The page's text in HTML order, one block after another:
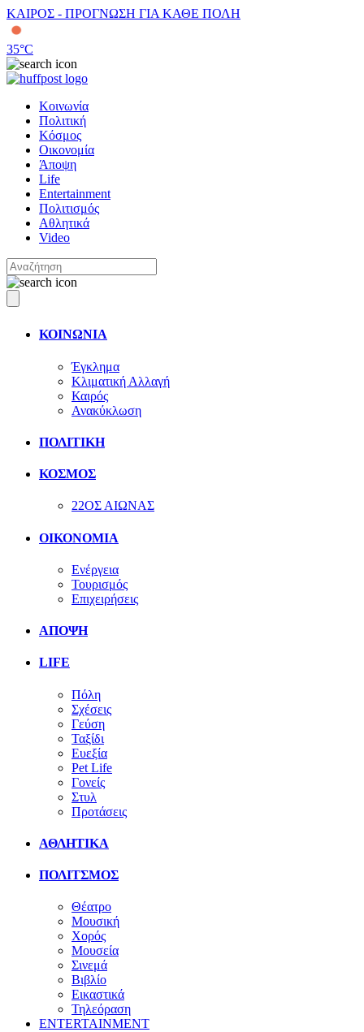
ΚΑΙΡΟΣ - ΠΡΟΓΝΩΣΗ ΓΙΑ ΚΑΘΕ ΠΟΛΗ
35°C
Κοινωνία
Πολιτική
Κόσμος
Οικονομία
Άποψη
Life
Entertainment
Πολιτισμός
Αθλητικά
Video
ΚΟΙΝΩΝΙΑ
Έγκλημα
Κλιματική Αλλαγή
Καιρός
Ανακύκλωση
ΠΟΛΙΤΙΚΗ
ΚΟΣΜΟΣ
22ΟΣ ΑΙΩΝΑΣ
ΟΙΚΟΝΟΜΙΑ
Ενέργεια
Τουρισμός
Επιχειρήσεις
ΑΠΟΨΗ
LIFE
Πόλη
Σχέσεις
Γεύση
Ταξίδι
Ευεξία
Pet Life
Γονείς
Στυλ
Προτάσεις
ΑΘΛΗΤΙΚΑ
ΠΟΛΙΤΣΜΟΣ
Θέατρο
Μουσική
Χορός
Μουσεία
Σινεμά
Βιβλίο
Εικαστικά
Τηλεόραση
ENTERTAINMENT